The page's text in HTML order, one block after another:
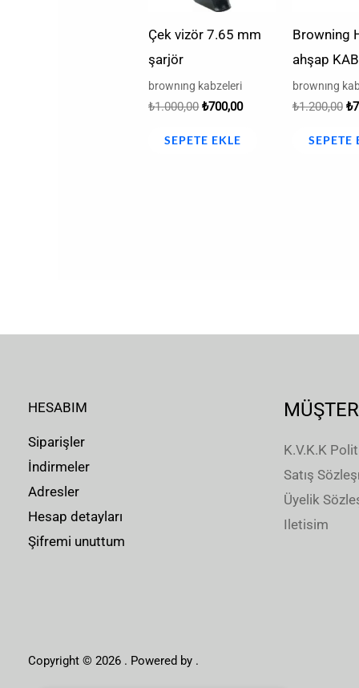
Çek vizör 7.65 mm
şarjör
brownıng kabzeleri
₺1.000,00 ₺700,00
SEPETE EKLE
Browning
ahşap
brownıng
₺1.200,00 ₺
SEPETE
HESABIM
Siparişler
İndirmeler
Adresler
Hesap detayları
Şifremi unuttum
K.V.K.K
Satış
Üyelik
Iletisim
Copyright © 2026 . Powered by .